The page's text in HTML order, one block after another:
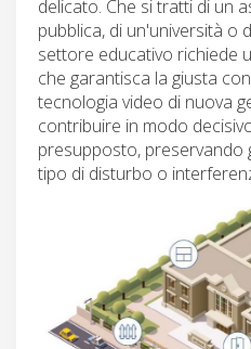
delicato. Che si tratti di un
pubblica, di un'università o
settore educativo richiede
che garantisca la giusta
tecnologia video di nuova
contribuire in modo
presupposto, preservando
tipo di disturbo o